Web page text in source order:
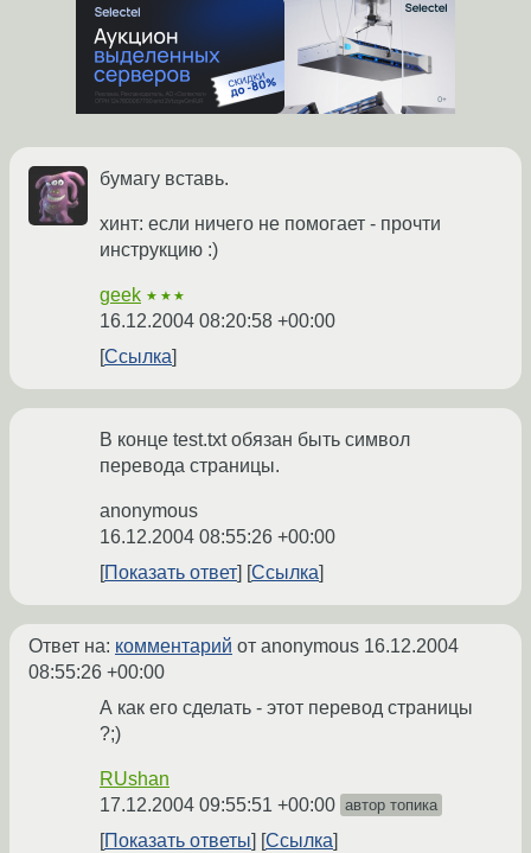
бумагу вставь.
хинт: если ничего не помогает - прочти
инструкцию :)
geek ★★★
16.12.2004 08:20:58 +00:00
Ссылка
В конце test.txt обязан быть символ
перевода страницы.
anonymous
16.12.2004 08:55:26 +00:00
Показать ответ
Ссылка
Ответ на: комментарий от anonymous 16.12.2004
08:55:26 +00:00
А как его сделать - этот перевод страницы
?;)
RUshan
17.12.2004 09:55:51 +00:00 автор топика
Показать ответы Ссылка